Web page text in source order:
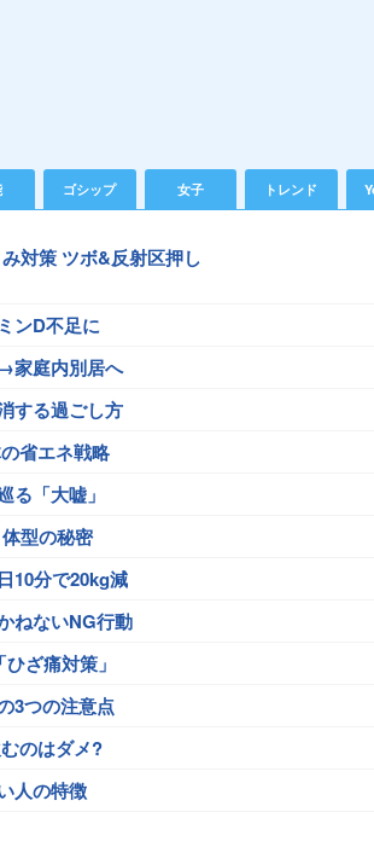
ゴシップ 女子 トレンド
対策 ツボ&反射区押し
ンD不足に
家庭内別居へ
する過ごし方
省エネ戦略
る「大嘘」
型の秘密
10分で20kg減
ねないNG行動
ざ痛対策」
3つの注意点
のはダメ?
人の特徴